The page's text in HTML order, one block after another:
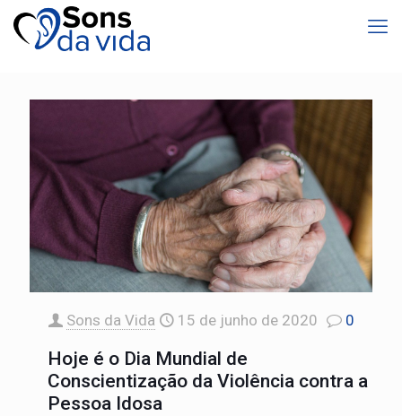
Sons da Vida 15 de junho de 2020 0
Hoje é o Dia Mundial de
Conscientização da Violência contra a
Pessoa Idosa